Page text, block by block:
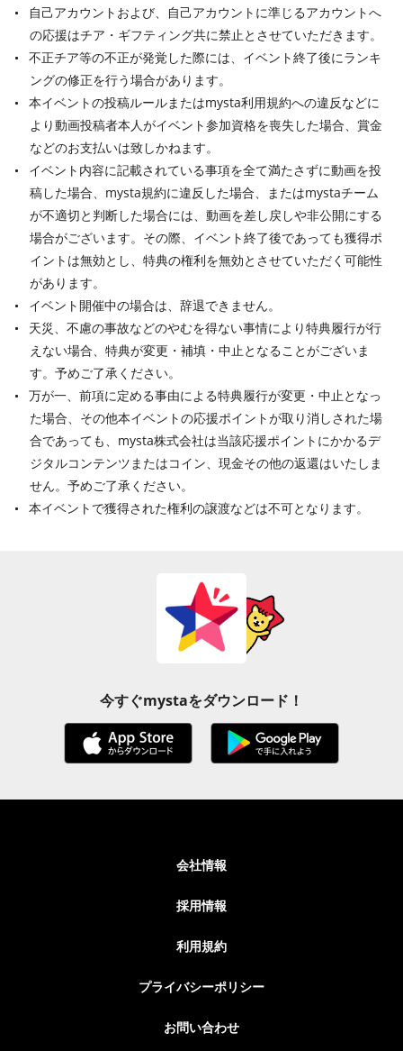
自己アカウントおよび、自己アカウントに準じるアカウントへ
の応援はチア・ギフティング共に禁止とさせていただきます。
不正チア等の不正が発覚した際には、イベント終了後にランキ
ングの修正を行う場合があります。
本イベントの投稿ルールまたはmysta利用規約への違反などに
より動画投稿者本人がイベント参加資格を喪失した場合、賞金
などのお支払いは致しかねます。
イベント内容に記載されている事項を全て満たさずに動画を投
稿した場合、mysta規約に違反した場合、またはmystaチーム
が不適切と判断した場合には、動画を差し戻しや非公開にする
場合がございます。その際、イベント終了後であっても獲得ポ
イントは無効とし、特典の権利を無効とさせていただく可能性
があります。
イベント開催中の場合は、辞退できません。
天災、不慮の事故などのやむを得ない事情により特典履行が行
えない場合、特典が変更・補填・中止となることがございま
す。予めご了承ください。
万が一、前項に定める事由による特典履行が変更・中止となっ
た場合、その他本イベントの応援ポイントが取り消しされた場
合であっても、mysta株式会社は当該応援ポイントにかかるデ
ジタルコンテンツまたはコイン、現金その他の返還はいたしま
せん。予めご了承ください。
本イベントで獲得された権利の譲渡などは不可となります。
今すぐmystaをダウンロード！
会社情報
採用情報
利用規約
プライバシーポリシー
お問い合わせ